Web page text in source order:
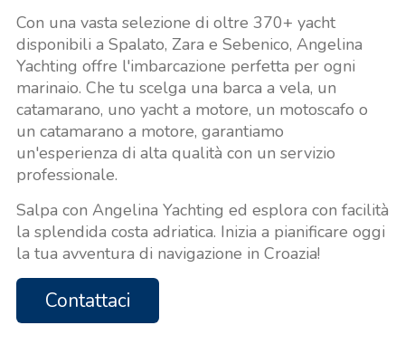
Con una vasta selezione di oltre 370+ yacht
disponibili a Spalato, Zara e Sebenico, Angelina
Yachting offre l'imbarcazione perfetta per ogni
marinaio. Che tu scelga una barca a vela, un
catamarano, uno yacht a motore, un motoscafo o
un catamarano a motore, garantiamo
un'esperienza di alta qualità con un servizio
professionale.
Salpa con Angelina Yachting ed esplora con facilità
la splendida costa adriatica. Inizia a pianificare oggi
la tua avventura di navigazione in Croazia!
Contattaci